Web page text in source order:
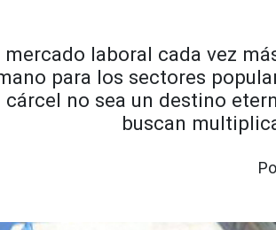
mercado laboral cada vez
para los sectores
cárcel no sea un destino
buscan